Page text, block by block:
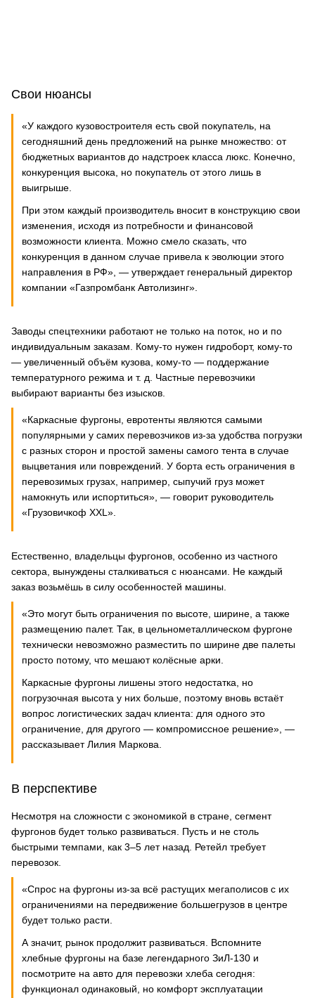
Свои нюансы
«У каждого кузовостроителя есть свой покупатель, на
сегодняшний день предложений на рынке множество: от
бюджетных вариантов до надстроек класса люкс. Конечно,
конкуренция высока, но покупатель от этого лишь в
выигрыше.
При этом каждый производитель вносит в конструкцию свои
изменения, исходя из потребности и финансовой
возможности клиента. Можно смело сказать, что
конкуренция в данном случае привела к эволюции этого
направления в РФ», — утверждает генеральный директор
компании «Газпромбанк Автолизинг».
Заводы спецтехники работают не только на поток, но и по
индивидуальным заказам. Кому-то нужен гидроборт, кому-то
— увеличенный объём кузова, кому-то — поддержание
температурного режима и т. д. Частные перевозчики
выбирают варианты без изысков.
«Каркасные фургоны, евротенты являются самыми
популярными у самих перевозчиков из-за удобства погрузки
с разных сторон и простой замены самого тента в случае
выцветания или повреждений. У борта есть ограничения в
перевозимых грузах, например, сыпучий груз может
намокнуть или испортиться», — говорит руководитель
«Грузовичкоф XXL».
Естественно, владельцы фургонов, особенно из частного
сектора, вынуждены сталкиваться с нюансами. Не каждый
заказ возьмёшь в силу особенностей машины.
«Это могут быть ограничения по высоте, ширине, а также
размещению палет. Так, в цельнометаллическом фургоне
технически невозможно разместить по ширине две палеты
просто потому, что мешают колёсные арки.
Каркасные фургоны лишены этого недостатка, но
погрузочная высота у них больше, поэтому вновь встаёт
вопрос логистических задач клиента: для одного это
ограничение, для другого — компромиссное решение», —
рассказывает Лилия Маркова.
В перспективе
Несмотря на сложности с экономикой в стране, сегмент
фургонов будет только развиваться. Пусть и не столь
быстрыми темпами, как 3–5 лет назад. Ретейл требует
перевозок.
«Спрос на фургоны из-за всё растущих мегаполисов с их
ограничениями на передвижение большегрузов в центре
будет только расти.
А значит, рынок продолжит развиваться. Вспомните
хлебные фургоны на базе легендарного ЗиЛ-130 и
посмотрите на авто для перевозки хлеба сегодня:
функционал одинаковый, но комфорт эксплуатации